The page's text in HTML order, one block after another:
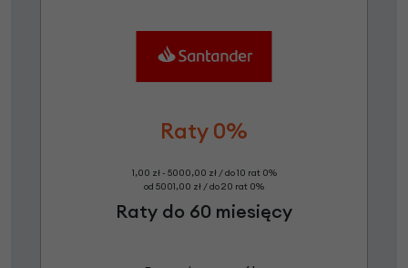
Raty 0%
1,00 zł - 5000,00 zł / do 10 rat 0%
od 5001,00 zł / do 20 rat 0%
Raty do 60 miesięcy